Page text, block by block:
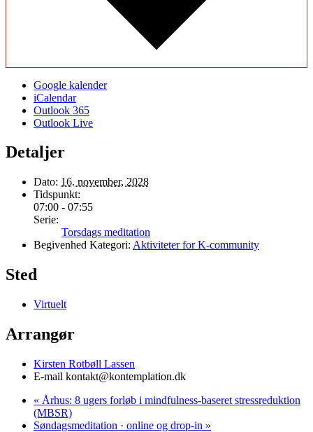
Google kalender
iCalendar
Outlook 365
Outlook Live
Detaljer
Dato: 16. november, 2028
Tidspunkt:
07:00 - 07:55
Serie:
Torsdags meditation
Begivenhed Kategori: Aktiviteter for K-community
Sted
Virtuelt
Arrangør
Kirsten Rotbøll Lassen
E-mail kontakt@kontemplation.dk
« Århus: 8 ugers forløb i mindfulness-baseret stressreduktion
(MBSR)
Søndagsmeditation · online og drop-in »